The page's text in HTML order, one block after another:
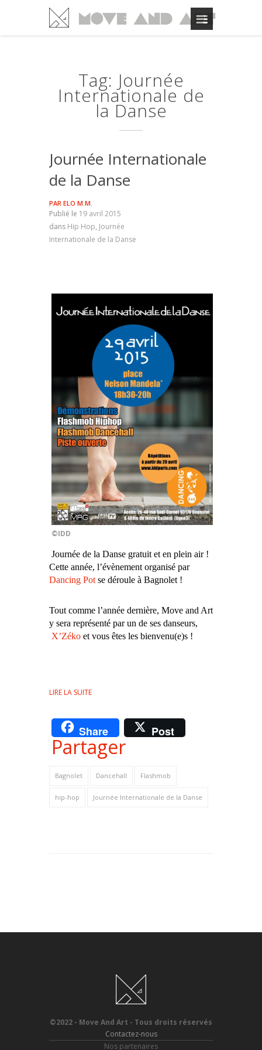
Tag: Journée
Internationale de
la Danse
Journée Internationale
de la Danse
PAR ELO M.M.
Publié le 19 avril 2015
dans Hip Hop, Journée
Internationale de la Danse
©IDD
Journée de la Danse gratuit et en plein air !
Cette année, l’évènement organisé par
Dancing Pot se déroule à Bagnolet !
Tout comme l’année dernière, Move and Art
y sera représenté par un de ses danseurs,
X’Zéko et vous êtes les bienvenu(e)s !
LIRE LA SUITE
Share Post
Partager
Bagnolet Dancehall Flashmob
hip-hop Journée Internationale de la Danse
©2022 - Move And Art - Tous droits réservés
Contactez-nous
Nos partenaires